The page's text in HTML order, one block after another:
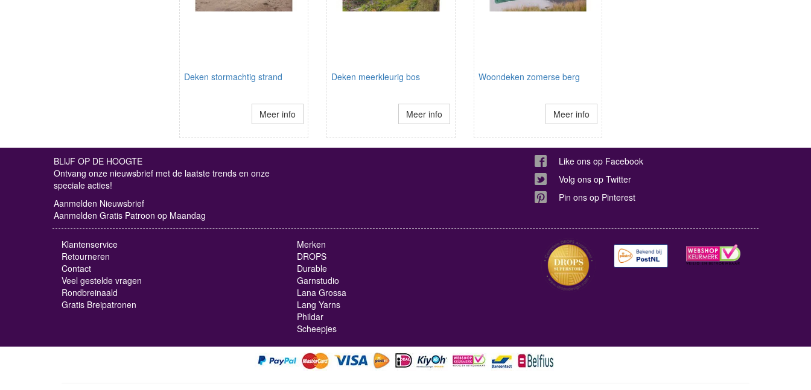
Deken stormachtig strand
Meer info
Deken meerkleurig bos
Meer info
Woondeken zomerse berg
Meer info
BLIJF OP DE HOOGTE
Ontvang onze nieuwsbrief met de laatste trends en onze
speciale acties!
Aanmelden Nieuwsbrief
Aanmelden Gratis Patroon op Maandag
Like ons op Facebook
Volg ons op Twitter
Pin ons op Pinterest
Klantenservice
Retourneren
Contact
Veel gestelde vragen
Rondbreinaald
Gratis Breipatronen
Merken
DROPS
Durable
Garnstudio
Lana Grossa
Lang Yarns
Phildar
Scheepjes